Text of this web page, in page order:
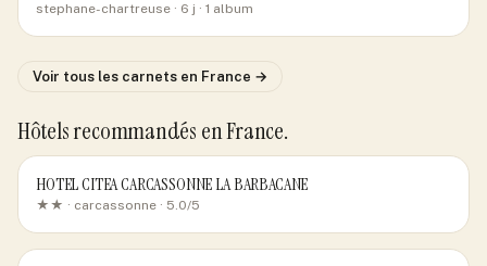
stephane-chartreuse · 6 j · 1 album
Voir tous les carnets en France →
Hôtels recommandés en France.
HOTEL CITEA CARCASSONNE LA BARBACANE
★★ · carcassonne · 5.0/5